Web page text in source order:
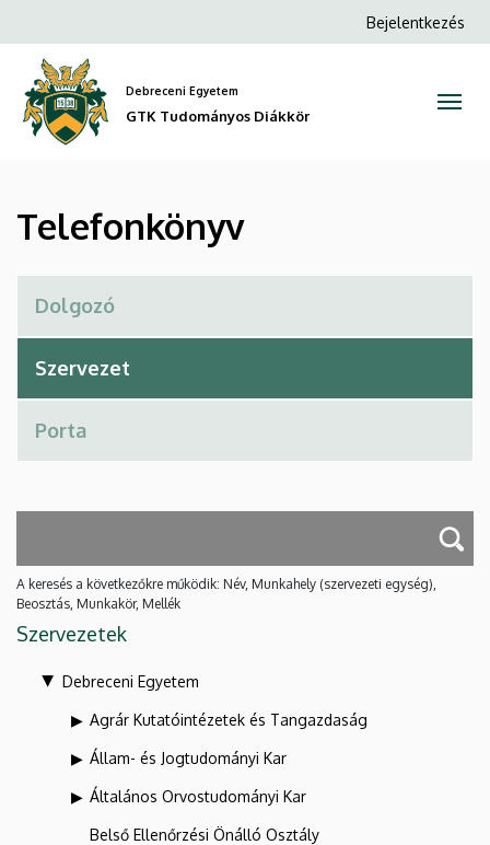
GTK
Tudományos
Diákkör
a
tartalomra
Anonim
Bejelentkezés
Debreceni Egyetem
GTK Tudományos Diákkör
Telefonkönyv
A keresés a következőkre működik: Név, Munkahely (szervezeti egység),
Beosztás, Munkakör, Mellék
Szervezetek
Debreceni Egyetem
Agrár Kutatóintézetek és Tangazdaság
Állam- és Jogtudományi Kar
Általános Orvostudományi Kar
Belső Ellenőrzési Önálló Osztály